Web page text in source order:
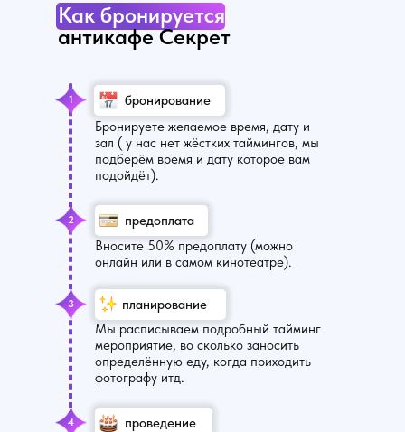
бронирование
Бронируете желаемое время, дату и
зал ( у нас нет жёстких таймингов, мы
подберём время и дату которое вам
подойдёт).
предоплата
Вносите 50% предоплату (можно
онлайн или в самом кинотеатре).
планирование
Мы расписываем подробный тайминг
мероприятие, во сколько заносить
определённую еду, когда приходить
фотографу итд.
проведение
1
2
3
4
Как бронируется
антикафе Секрет